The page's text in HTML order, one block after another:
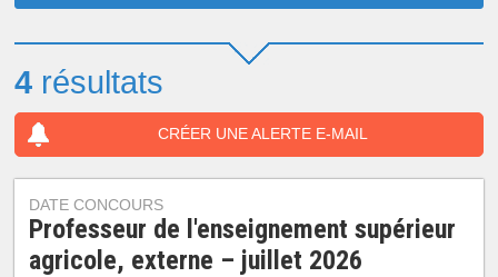
4 résultats
CRÉER UNE ALERTE E-MAIL
DATE CONCOURS
Professeur de l'enseignement supérieur
agricole, externe – juillet 2026